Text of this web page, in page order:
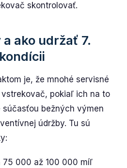
skontrolovať.
ako udržať 7.
je, že mnohé servisné
vstrekovač, pokiaľ ich na to
súčasťou bežných výmen
údržby. Tu sú
75 000 až 100 000 míľ